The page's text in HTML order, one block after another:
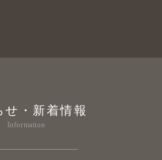
せ・新着情報
Information